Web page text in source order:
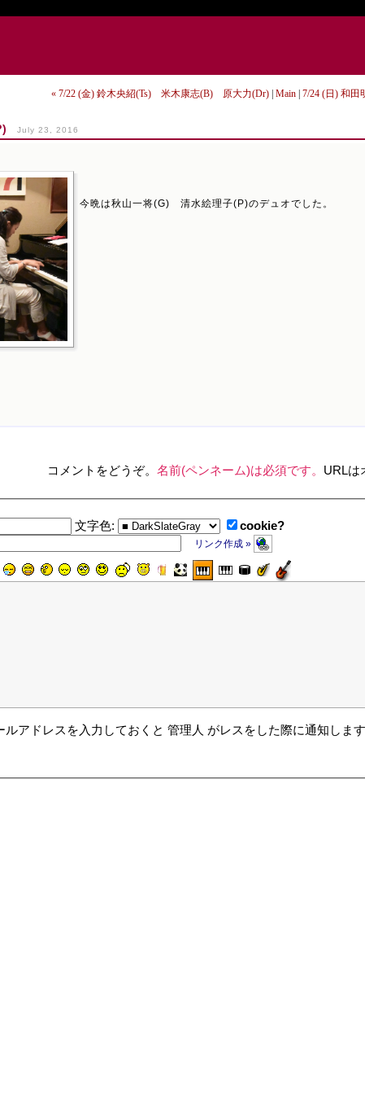
« 7/22 (金) 鈴木央紹(Ts) 米木康志(B) 原大力(Dr) Main 7/24 (日) 和
July 23, 2016
今晩は秋山一将(G) 清水絵理子(P)のデュオでした。
コメントをどうぞ。 名前(ペンネーム)は必須です。 URLは
文字色: cookie?
リンク作成 »
アドレスを入力しておくと 管理人 がレスをした際に通知します